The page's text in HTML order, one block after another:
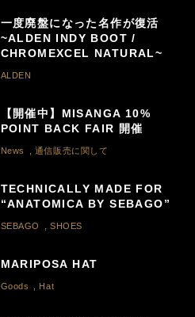
一度廃盤になった名作が復活
~ALDEN INDY BOOT /
CHROMEXCEL NATURAL~
ALDEN
【開催中】MISANGA 10%
POINT BACK FAIR 開催
News , 通信販売に関して
TECHNICALLY MADE FOR
“ANATOMICA BY SEBAGO”
SEBAGO ,SHOES
MARIPOSA HAT
Goods , Hat